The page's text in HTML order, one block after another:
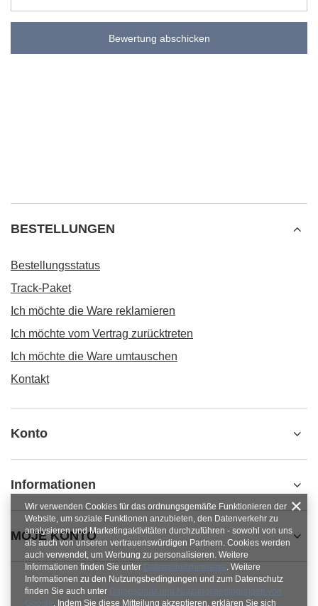
Bewertung abschicken
BESTELLUNGEN
Bestellungsstatus
Track-Paket
Ich möchte die Ware reklamieren
Ich möchte vom Vertrag zurücktreten
Ich möchte die Ware umtauschen
Kontakt
Konto
Informationen
MOJE KONTO
Wir verwenden Cookies für das ordnungsgemäße Funktionieren der
Website, um soziale Funktionen anzubieten, den Datenverkehr zu
analysieren und Marketingaktivitäten durchzuführen - sowohl von uns
als auch von unseren vertrauenswürdigen Partnern. Cookies werden
auch verwendet, um Werbung zu personalisieren. Weitere
Informationen finden Sie unter Datenschutzhinweise. Weitere
Informationen zu den Nutzungsbedingungen und zum Datenschutz
finden Sie auch unter Datenschutz und Nutzungsbedingungen von
Google. Indem Sie diese Mitteilung akzeptieren, erklären Sie sich